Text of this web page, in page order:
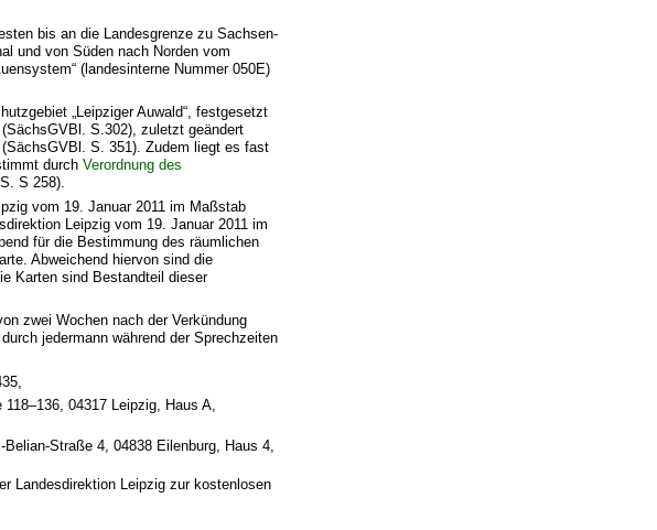
bis an die Landesgrenze zu Sachsen-
und von Süden nach Norden vom
(landesinterne Nummer 050E)
„Leipziger Auwald“, festgesetzt
S.302), zuletzt geändert
S. 351). Zudem liegt es fast
durchVerordnung des
S 258).
vom 19. Januar 2011 im Maßstab
Leipzig vom 19. Januar 2011 im
für die Bestimmung des räumlichen
Abweichend hiervon sind die
Karten sind Bestandteil dieser
zwei Wochen nach der Verkündung
jedermann während der Sprechzeiten
04317 Leipzig, Haus A,
Straße 4, 04838 Eilenburg, Haus 4,
Landesdirektion Leipzig zur kostenlosen